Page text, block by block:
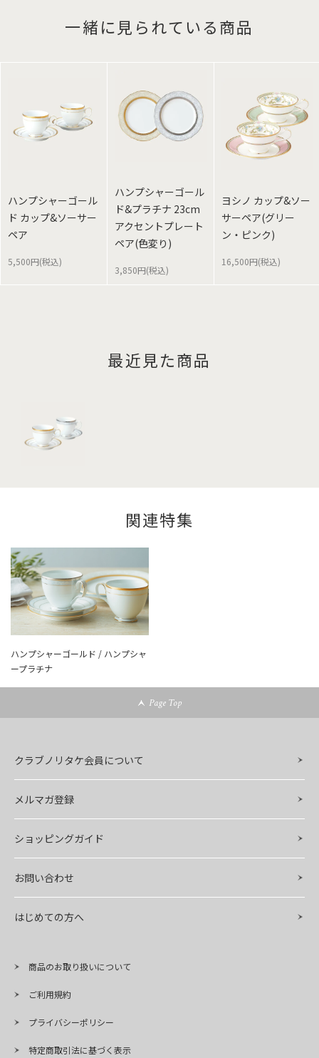
一緒に見られている商品
ハンプシャーゴール
ド カップ&ソーサー
ペア
5,500円(税込)
ハンプシャーゴール
ド&プラチナ 23cm
アクセントプレート
ペア(色変り)
3,850円(税込)
ヨシノ カップ&ソー
サーペア(グリー
ン・ピンク)
16,500円(税込)
最近見た商品
関連特集
ハンプシャーゴールド / ハンプシャ
ープラチナ
Page Top
クラブノリタケ会員について
メルマガ登録
ショッピングガイド
お問い合わせ
はじめての方へ
商品のお取り扱いについて
ご利用規約
プライバシーポリシー
特定商取引法に基づく表示